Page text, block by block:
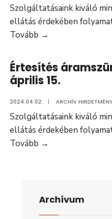
személyek
részére
Szolgáltatásaink kiváló
ellátás érdekében
Tovább →
–
2024.
április
16.
Értesítés
április 15.
2024.04.02. | ARCHÍV
Szolgáltatásaink kiváló
ellátás érdekében
Tovább →
15.
Archívum